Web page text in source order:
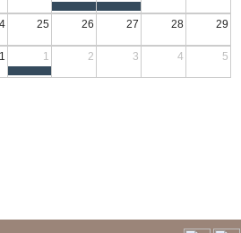
25 26 27 28 29
1 2 3 4 5